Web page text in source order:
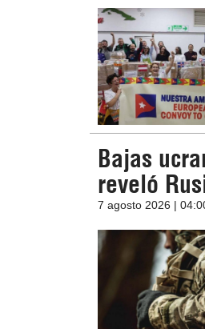
Bajas
reveló
7 agosto 2026 |